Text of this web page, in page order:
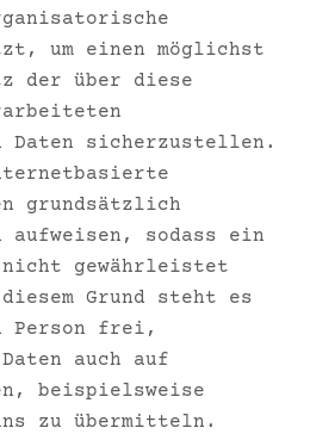
um einen möglichst
der über diese
Daten sicherzustellen.
grundsätzlich
aufweisen, sodass ein
gewährleistet
Grund steht es
Person frei,
Daten auch auf
beispielsweise
zu übermitteln.